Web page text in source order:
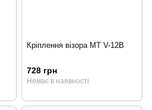
Кріплення візора MT V-12B
728 грн
Немає в наявності